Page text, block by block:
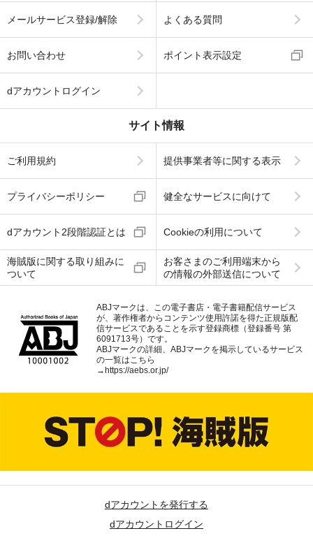
メールサービス登録/解除 よくある質問
お問い合わせ ポイント表示設定
dアカウントログイン
サイト情報
ご利用規約 提供事業者等に関する表示
プライバシーポリシー 健全なサービスに向けて
dアカウント2段階認証とは Cookieの利用について
海賊版に関する取り組みに
ついて
お客さまのご利用端末から
の情報の外部送信について
ABJマークは、この電子書店・電子書籍配信サービス
が、著作権者からコンテンツ使用許諾を得た正規版配
信サービスであることを示す登録商標（登録番号 第
6091713号）です。
ABJマークの詳細、ABJマークを掲示しているサービス
の一覧はこちら
→ https://aebs.or.jp/
dアカウントを発行する
dアカウントログイン